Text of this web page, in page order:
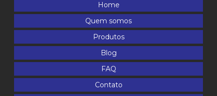
Home
Quem somos
Produtos
Blog
FAQ
Contato